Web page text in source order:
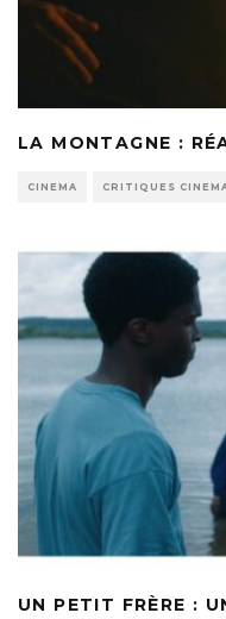
LA MONTAGNE :
CINEMA CRITIQUES
UN PETIT FRÈRE :